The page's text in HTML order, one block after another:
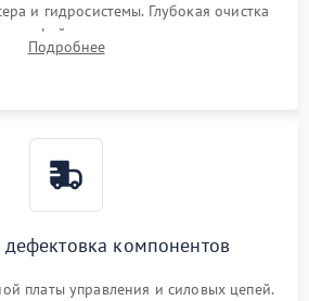
и гидросистемы. Глубокая очистка
от кофейных масел, жмыха и накипи.
и фильтров с использованием
Подробнее
дефектовка компонентов
платы управления и силовых цепей.